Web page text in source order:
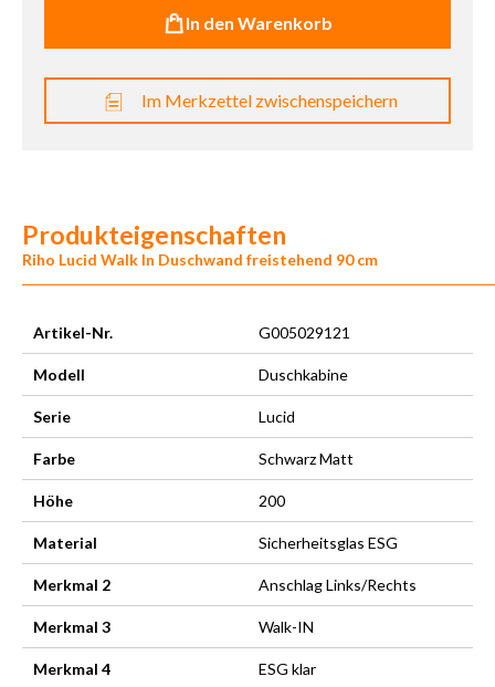
In den Warenkorb
Im Merkzettel zwischenspeichern
Produkteigenschaften
Riho Lucid Walk In Duschwand freistehend 90 cm
Artikel-Nr. G005029121
Modell Duschkabine
Serie Lucid
Farbe Schwarz Matt
Höhe 200
Material Sicherheitsglas ESG
Merkmal 2 Anschlag Links/Rechts
Merkmal 3 Walk-IN
Merkmal 4 ESG klar